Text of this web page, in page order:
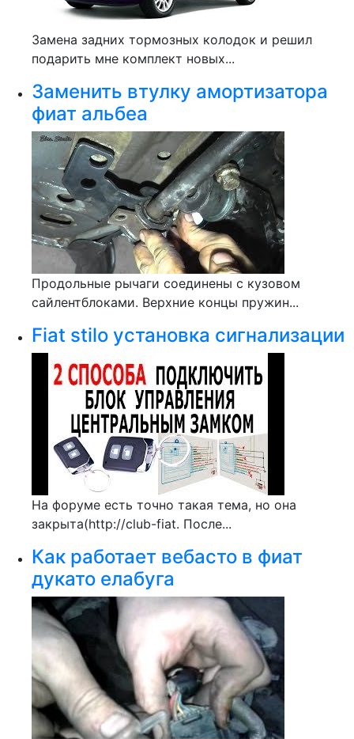
Замена задних тормозных колодок и решил
подарить мне комплект новых...
Заменить втулку амортизатора
фиат альбеа
Продольные рычаги соединены с кузовом
сайлентблоками. Верхние концы пружин...
Fiat stilo установка сигнализации
На форуме есть точно такая тема, но она
закрыта(http://club-fiat. После...
Как работает вебасто в фиат
дукато елабуга